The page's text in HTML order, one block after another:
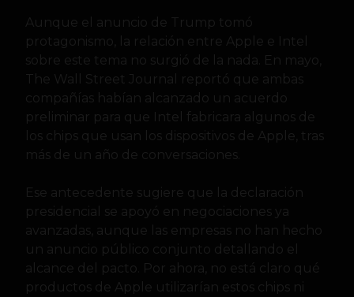
Aunque el anuncio de Trump tomó
protagonismo, la relación entre Apple e Intel
sobre este tema no surgió de la nada. En mayo,
The Wall Street Journal reportó que ambas
compañías habían alcanzado un acuerdo
preliminar para que Intel fabricara algunos de
los chips que usan los dispositivos de Apple, tras
más de un año de conversaciones.
Ese antecedente sugiere que la declaración
presidencial se apoyó en negociaciones ya
avanzadas, aunque las empresas no han hecho
un anuncio público conjunto detallando el
alcance del pacto. Por ahora, no está claro qué
productos de Apple utilizarían estos chips ni